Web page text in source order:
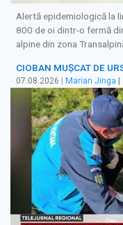
Alertă epidemiologică la
800 de oi dintr-o fermă
alpine din zona
CIOBAN MUȘCAT DE
07.08.2026 Marian Jinga